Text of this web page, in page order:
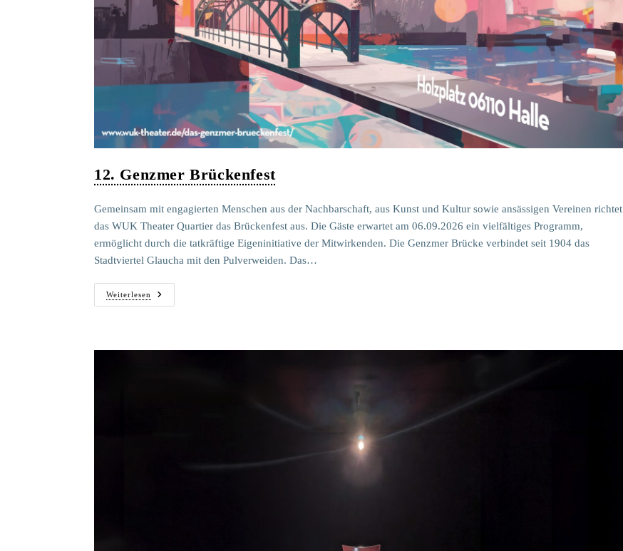
12. Genzmer Brückenfest
Gemeinsam mit engagierten Menschen aus der Nachbarschaft, aus Kunst und Kultur sowie ansässigen Vereinen richtet
das WUK Theater Quartier das Brückenfest aus. Die Gäste erwartet am 06.09.2026 ein vielfältiges Programm,
ermöglicht durch die tatkräftige Eigeninitiative der Mitwirkenden. Die Genzmer Brücke verbindet seit 1904 das
Stadtviertel Glaucha mit den Pulverweiden. Das…
Weiterlesen
12.
Genzmer